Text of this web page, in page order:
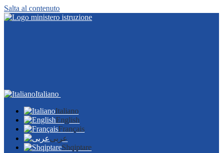
Salta al contenuto
Italiano
Italiano
English
Français
عربى
Shqiptare